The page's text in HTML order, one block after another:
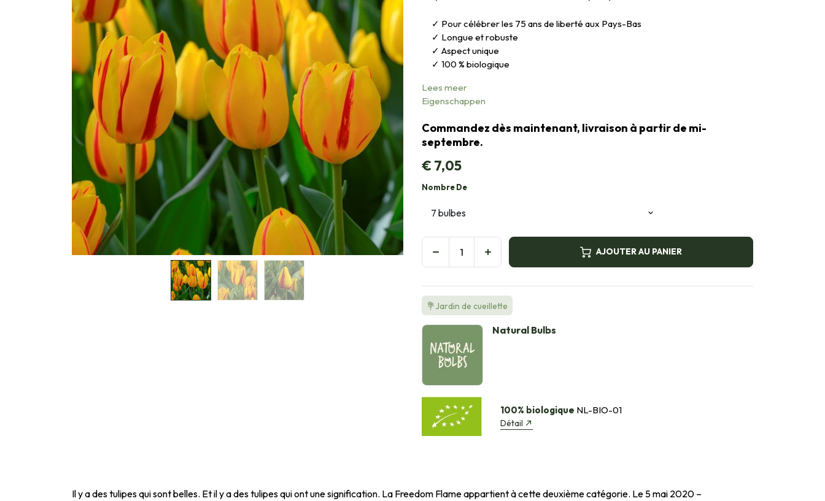
Pour célébrer les 75 ans de liberté aux Pays-Bas
Longue et robuste
Aspect unique
100 % biologique
Lees meer
Eigenschappen
Commandez dès maintenant, livraison à partir de mi-
septembre.
€7,05
Nombre De
AJOUTER AU PANIER
💐Jardin de cueillette
Natural Bulbs
100% biologique NL-BIO-01
Détail
Il y a des tulipes qui sont belles. Et il y a des tulipes qui ont une signification. La Freedom Flame appartient à cette deuxième catégorie. Le 5 mai 2020 –